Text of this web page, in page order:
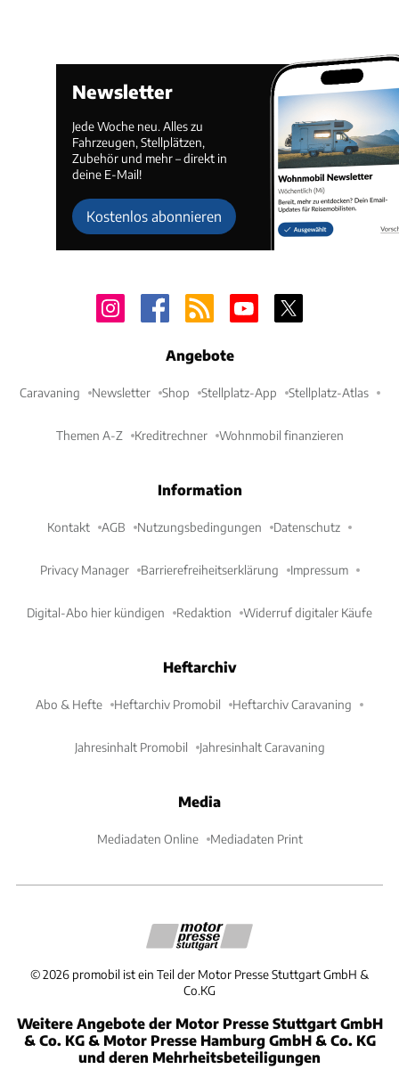
Newsletter
Jede Woche neu. Alles zu
Fahrzeugen, Stellplätzen,
Zubehör und mehr – direkt in
deine E-Mail!
Kostenlos abonnieren
Angebote
Caravaning Newsletter Shop Stellplatz-App Stellplatz-Atlas
Themen A-Z Kreditrechner Wohnmobil finanzieren
Information
Kontakt AGB Nutzungsbedingungen Datenschutz
Privacy Manager Barrierefreiheitserklärung Impressum
Digital-Abo hier kündigen Redaktion Widerruf digitaler Käufe
Heftarchiv
Abo & Hefte Heftarchiv Promobil Heftarchiv Caravaning
Jahresinhalt Promobil Jahresinhalt Caravaning
Media
Mediadaten Online Mediadaten Print
©2026 promobil ist ein Teil der Motor Presse Stuttgart GmbH &
Co.KG
Weitere Angebote der Motor Presse Stuttgart GmbH
& Co. KG & Motor Presse Hamburg GmbH & Co. KG
und deren Mehrheitsbeteiligungen